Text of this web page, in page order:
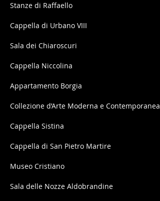
Stanze di Raffaello
Cappella di Urbano VIII
Sala dei Chiaroscuri
Cappella Niccolina
Appartamento Borgia
Collezione d’Arte Moderna e Contemporanea
Cappella Sistina
Cappella di San Pietro Martire
Museo Cristiano
Sala delle Nozze Aldobrandine